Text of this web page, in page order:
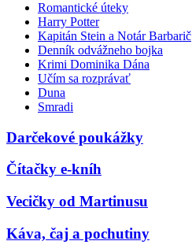
Romantické úteky
Harry Potter
Kapitán Stein a Notár Barbarič
Denník odvážneho bojka
Krimi Dominika Dána
Učím sa rozprávať
Duna
Smradi
Darčekové poukážky
Čítačky e-kníh
Vecičky od Martinusu
Káva, čaj a pochutiny